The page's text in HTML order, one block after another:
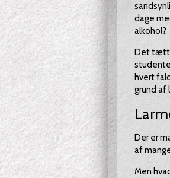
dage
alkohol?
Det
hvert
grund af
Der er
af
Men